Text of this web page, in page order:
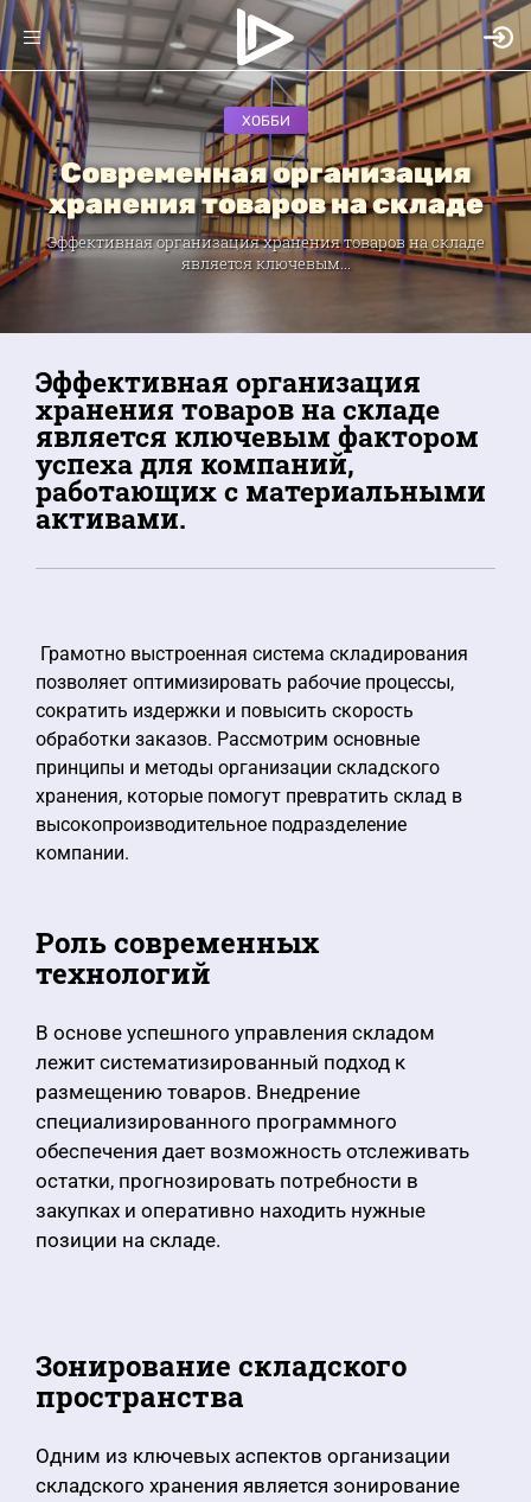
ХОББИ
Современная организация
хранения товаров на складе
Эффективная организация хранения товаров на складе
является ключевым...
Эффективная организация
хранения товаров на складе
является ключевым фактором
успеха для компаний,
работающих с материальными
активами.
Грамотно выстроенная система складирования
позволяет оптимизировать рабочие процессы,
сократить издержки и повысить скорость
обработки заказов. Рассмотрим основные
принципы и методы организации складского
хранения, которые помогут превратить склад в
высокопроизводительное подразделение
компании.
Роль современных
технологий
В основе успешного управления складом
лежит систематизированный подход к
размещению товаров. Внедрение
специализированного программного
обеспечения дает возможность отслеживать
остатки, прогнозировать потребности в
закупках и оперативно находить нужные
позиции на складе.
Зонирование складского
пространства
Одним из ключевых аспектов организации
складского хранения является зонирование